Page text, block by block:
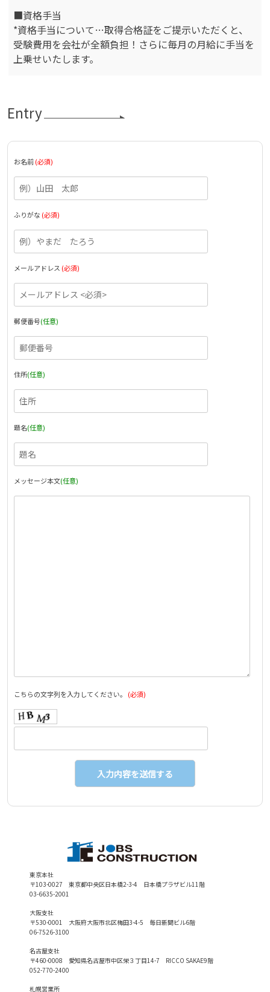
■資格手当
*資格手当について…取得合格証をご提示いただくと、
受験費用を会社が全額負担！さらに毎月の月給に手当を
上乗せいたします。
Entry
お名前(必須)
ふりがな (必須)
メールアドレス (必須)
郵便番号(任意)
住所(任意)
題名(任意)
メッセージ本文(任意)
こちらの文字列を入力してください。 (必須)
東京本社
〒103-0027 東京都中央区日本橋2-3-4 日本橋プラザビル11階
03-6635-2001
大阪支社
〒530-0001 大阪府大阪市北区梅田3-4-5 毎日新聞ビル6階
06-7526-3100
名古屋支社
〒460-0008 愛知県名古屋市中区栄３丁目14-7 RICCO SAKAE9階
052-770-2400
札幌営業所